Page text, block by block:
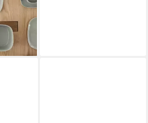
€
bei dir